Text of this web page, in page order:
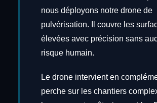
nous déployons notre drone de
pulvérisation. Il couvre les
élevées avec précision sans
risque humain.
Le drone intervient en
perche sur les chantiers